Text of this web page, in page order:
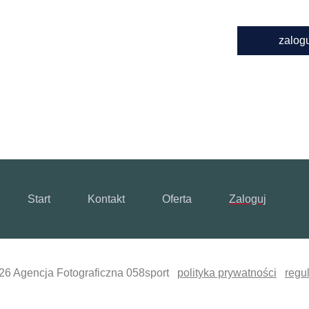
Start Kontakt Oferta Zaloguj
Agencja Fotograficzna 058sport polityka prywatności